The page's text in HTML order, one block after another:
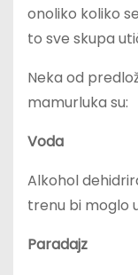
onoliko koliko
to sve skupa
Neka od
mamurluka su:
Voda
Alkohol
trenu bi moglo
Paradajz